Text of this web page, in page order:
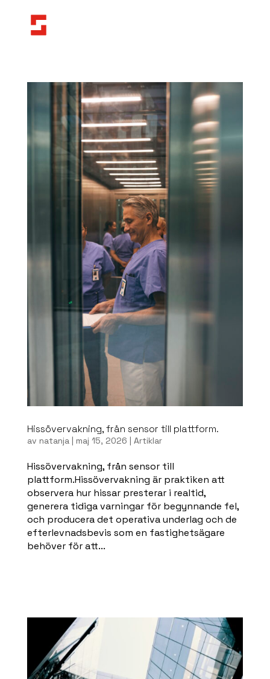
Hissövervakning, från sensor till plattform.
av natanja| maj 15, 2026 | Artiklar
Hissövervakning, från sensor till
plattform.Hissövervakning är praktiken att
observera hur hissar presterar i realtid,
generera tidiga varningar för begynnande fel,
och producera det operativa underlag och de
efterlevnadsbevis som en fastighetsägare
behöver för att...